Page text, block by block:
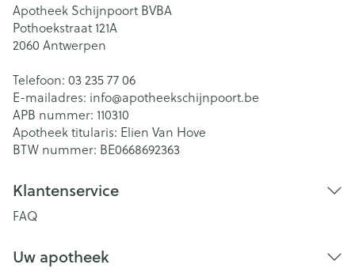
Apotheek Schijnpoort BVBA
Pothoekstraat 121A
2060 Antwerpen
Telefoon: 03 235 77 06
E-mailadres: info@apotheekschijnpoort.be
APB nummer: 110310
Apotheek titularis: Elien Van Hove
BTW nummer: BE0668692363
Klantenservice
FAQ
Uw apotheek